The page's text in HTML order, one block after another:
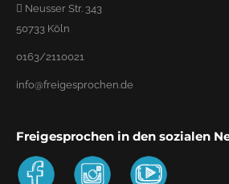
Neusser Str. 343
50733 Köln
0163/2110021
info@freigesprochen.de
Freigesprochen in den sozialen